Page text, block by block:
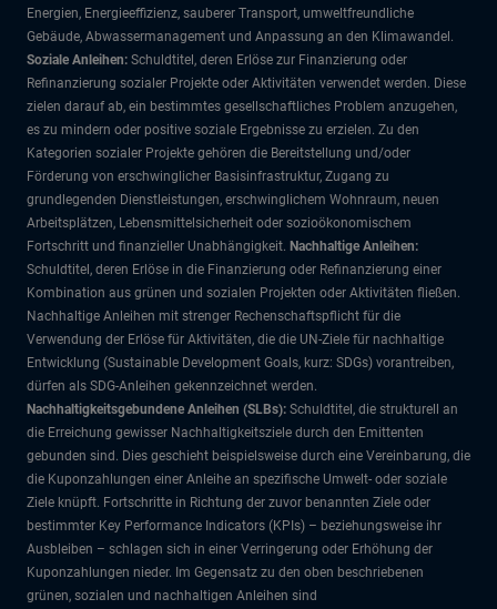
Energien, Energieeffizienz, sauberer Transport, umweltfreundliche
Gebäude, Abwassermanagement und Anpassung an den Klimawandel.
Soziale Anleihen: Schuldtitel, deren Erlöse zur Finanzierung oder
Refinanzierung sozialer Projekte oder Aktivitäten verwendet werden. Diese
zielen darauf ab, ein bestimmtes gesellschaftliches Problem anzugehen,
es zu mindern oder positive soziale Ergebnisse zu erzielen. Zu den
Kategorien sozialer Projekte gehören die Bereitstellung und/oder
Förderung von erschwinglicher Basisinfrastruktur, Zugang zu
grundlegenden Dienstleistungen, erschwinglichem Wohnraum, neuen
Arbeitsplätzen, Lebensmittelsicherheit oder sozioökonomischem
Fortschritt und finanzieller Unabhängigkeit. Nachhaltige Anleihen:
Schuldtitel, deren Erlöse in die Finanzierung oder Refinanzierung einer
Kombination aus grünen und sozialen Projekten oder Aktivitäten fließen.
Nachhaltige Anleihen mit strenger Rechenschaftspflicht für die
Verwendung der Erlöse für Aktivitäten, die die UN-Ziele für nachhaltige
Entwicklung (Sustainable Development Goals, kurz: SDGs) vorantreiben,
dürfen als SDG-Anleihen gekennzeichnet werden.
Nachhaltigkeitsgebundene Anleihen (SLBs): Schuldtitel, die strukturell an
die Erreichung gewisser Nachhaltigkeitsziele durch den Emittenten
gebunden sind. Dies geschieht beispielsweise durch eine Vereinbarung, die
die Kuponzahlungen einer Anleihe an spezifische Umwelt- oder soziale
Ziele knüpft. Fortschritte in Richtung der zuvor benannten Ziele oder
bestimmter Key Performance Indicators (KPIs) – beziehungsweise ihr
Ausbleiben – schlagen sich in einer Verringerung oder Erhöhung der
Kuponzahlungen nieder. Im Gegensatz zu den oben beschriebenen
grünen, sozialen und nachhaltigen Anleihen sind